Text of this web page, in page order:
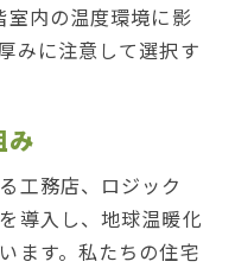
室内の温度環境に影
みに注意して選択す
み
工務店、ロジック
導入し、地球温暖化
ます。私たちの住宅